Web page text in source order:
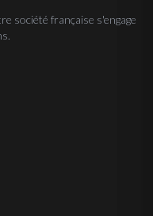
société française s'engage